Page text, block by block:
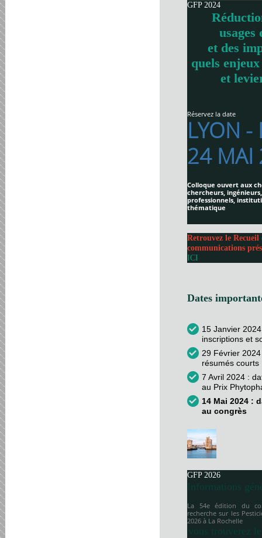
GFP 2024
usages
et des
quels
et
Réservez la date
LYON
24 MAI
Colloque ouvert aux
chercheurs,
professionnels,
thématique
Retrouvez le Recueil
communications
ICI
Dates
15 Janvier
inscriptions et
29 Février
résumés courts
7 Avril 2024 :
au Prix
14 Mai 2024 :
au congrès
GFP 2026
Informations
La 54e édition du
recherche sur les
2026 à La Rochelle
vous trouverez